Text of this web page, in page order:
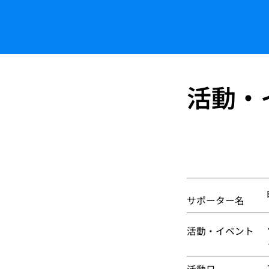
活動
サポーター名
活動・イベント